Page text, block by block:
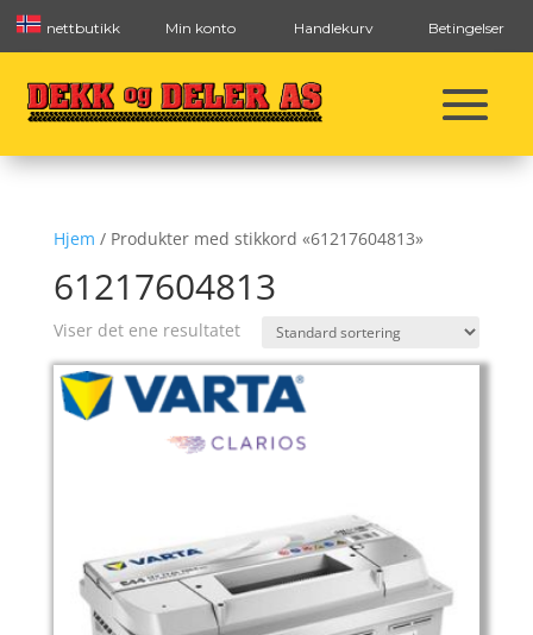
nettbutikk Min konto Handlekurv Betingelser
Hjem / Produkter med stikkord «61217604813»
61217604813
Viser det ene resultatet